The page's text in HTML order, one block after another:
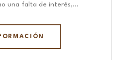
una falta de interés,…